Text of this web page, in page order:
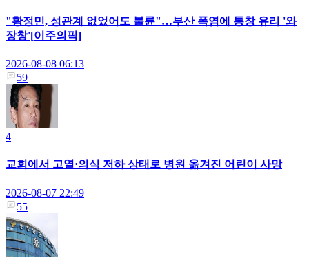
"황정민, 성관계 없었어도 불륜"…부산 폭염에 통창 유리 '와
장창'[이주의픽]
2026-08-08 06:13
59
4
교회에서 고열·의식 저하 상태로 병원 옮겨진 어린이 사망
2026-08-07 22:49
55